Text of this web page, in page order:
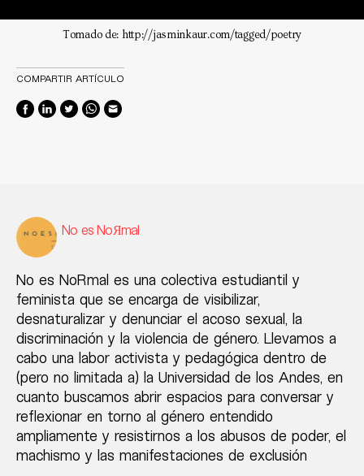
Tomado de: http://jasminkaur.com/tagged/poetry
COMPARTIR ARTÍCULO
No es NoЯmal
No es NoRmal es una colectiva estudiantil y
feminista que se encarga de visibilizar,
desnaturalizar y denunciar el acoso sexual, la
discriminación y la violencia de género. Llevamos a
cabo una labor activista y pedagógica dentro de
(pero no limitada a) la Universidad de los Andes, en
cuanto buscamos abrir espacios para conversar y
reflexionar en torno al género entendido
ampliamente y resistirnos a los abusos de poder, el
machismo y las manifestaciones de exclusión